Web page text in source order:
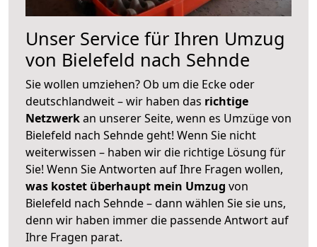
Unser Service für Ihren Umzug
von Bielefeld nach Sehnde
Sie wollen umziehen? Ob um die Ecke oder
deutschlandweit – wir haben das richtige
Netzwerkan unserer Seite, wenn es Umzüge von
Bielefeld nach Sehnde geht! Wenn Sie nicht
weiterwissen – haben wir die richtige Lösung für
Sie! Wenn Sie Antworten auf Ihre Fragen wollen,
was kostet überhaupt mein Umzug von
Bielefeld nach Sehnde – dann wählen Sie sie uns,
denn wir haben immer die passende Antwort auf
Ihre Fragen parat.